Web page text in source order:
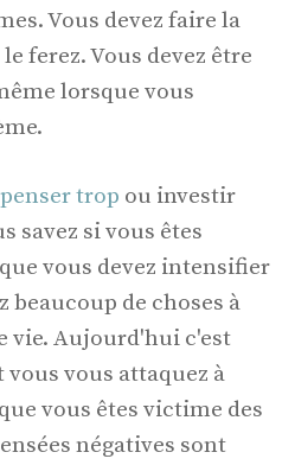
Vous devez faire la
ferez. Vous devez être
lorsque vous
trop ou investir
savez si vous êtes
vous devez intensifier
beaucoup de choses à
vie. Aujourd'hui c'est
vous attaquez à
vous êtes victime des
négatives sont